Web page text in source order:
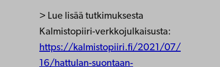
> Lue lisää tutkimuksesta
Kalmistopiiri-verkkojulkaisusta:
https://kalmistopiiri.fi/2021/07/
16/hattulan-suontaan-